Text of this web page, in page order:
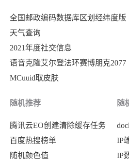
全国邮政编码数据库区划经纬度版
天气查询
2021年度社交信息
语音克隆艾尔登法环赛博朋克2077
MCuuid取皮肤
随机推荐
腾讯云EO创建清除缓存任务
百度热搜榜单
随机颜色值
随
IP
IP